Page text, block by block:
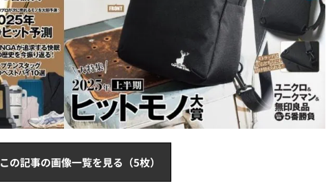
この記事の画像一覧を見る（5枚）